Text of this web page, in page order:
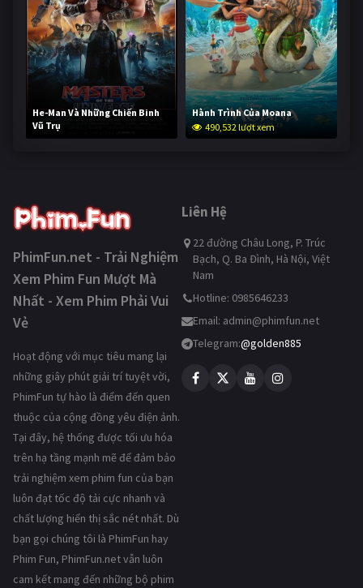
He-Man Và Những Chiến Binh
Vũ Trụ
239,252 lượt xem
Hành Trình Của Moana
490,532 lượt xem
PhimFun.net - Trải Nghiệm
Xem Phim Fun Mượt Mà
Nhất - Xem Phim Phải Vui
Vẻ
Hoạt động với mục tiêu mang lại
những giây phút giải trí tuyệt vời,
PhimFun tự hào là điểm đến quen
thuộc của cộng đồng yêu điện ảnh.
Tại đây, hệ thống được tối ưu hóa
trên hạ tầng mạnh mẽ để đảm bảo
trải nghiệm xem phim fun của bạn
luôn đạt tốc độ tải cực nhanh và
chất lượng hiển thị sắc nét nhất. Dù
bạn gọi chúng tôi là PhimFun hay
Phim Fun, PhimFun.net vẫn luôn
cam kết mang đến những bộ phim
Liên Hệ
22 đường Châu Long, P. Trúc
Bạch, Q. Ba Đình, Hà Nội, Việt
Nam
Hotline: 0985646233
Email: admin@phimfun.net
Telegram:@golden885